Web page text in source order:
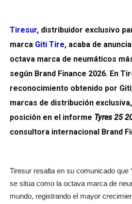
Tiresur, distribuidor exclusivo
marca Giti Tire, acaba de
octava marca de neumáticos
según Brand Finance 2026. En
reconocimiento obtenido por
marcas de distribución
posición en el informe Tyres 25
consultora internacional Brand
Tiresur resalta en su comunicado que
se sitúa como la octava marca de
mundo, registrando el mayor